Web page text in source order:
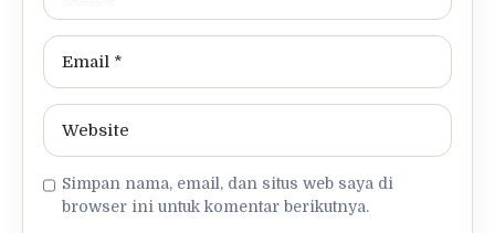
Simpan nama, email, dan situs web saya di
browser ini untuk komentar berikutnya.